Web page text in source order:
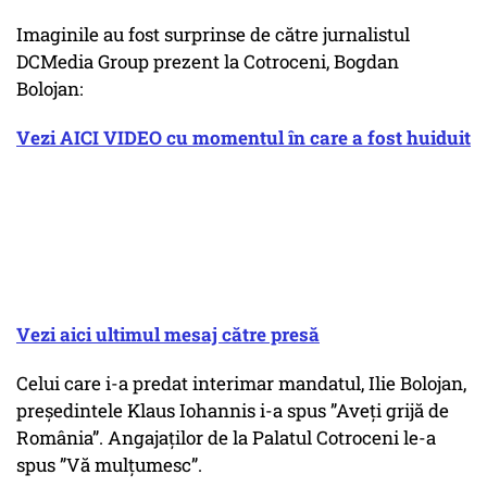
Imaginile au fost surprinse de către jurnalistul
DCMedia Group prezent la Cotroceni, Bogdan
Bolojan:
Vezi AICI VIDEO cu momentul în care a fost huiduit
Vezi aici ultimul mesaj către presă
Celui care i-a predat interimar mandatul, Ilie Bolojan,
președintele Klaus Iohannis i-a spus ”Aveți grijă de
România”. Angajaților de la Palatul Cotroceni le-a
spus ”Vă mulțumesc”.